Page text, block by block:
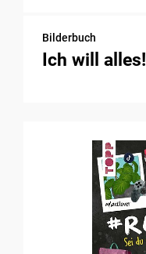
Bilderbuch
Ich will alles!